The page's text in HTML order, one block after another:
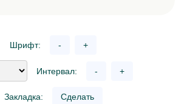
Шрифт: - +
Интервал: - +
Закладка: Сделать